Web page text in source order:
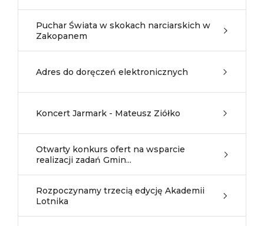
Puchar Świata w skokach narciarskich w
Zakopanem
Adres do doręczeń elektronicznych
Koncert Jarmark - Mateusz Ziółko
Otwarty konkurs ofert na wsparcie
realizacji zadań Gmin...
Rozpoczynamy trzecią edycję Akademii
Lotnika